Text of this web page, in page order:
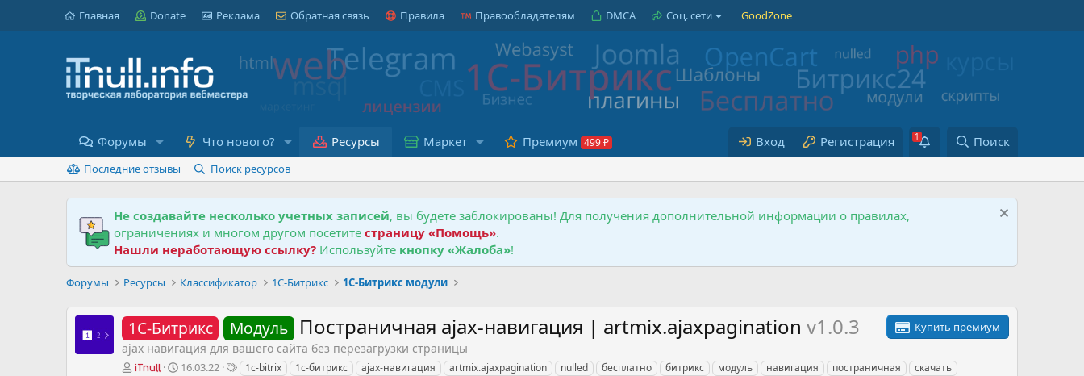
Главная Donate Реклама Обратная связь Правила Правообладателям DMCA Соц. сети GoodZone
Форумы Что нового? Ресурсы Маркет Премиум Вход Регистрация Поиск
Последние отзывы Поиск ресурсов
Не создавайте несколько учетных записей, вы будете заблокированы! Для получения дополнительной информации о правилах,
ограничениях и многом другом посетите страницу «Помощь».
Нашли неработающую ссылку?Используйте кнопку «Жалоба»!
Форумы Ресурсы Классификатор 1С-Битрикс 1С-Битрикс модули
1С-Битрикс Модуль Постраничная ajax-навигация | artmix.ajaxpagination v1.0.3 Купить премиум
ajax навигация для вашего сайта без перезагрузки страницы
А
iTnull
Д
16.03.22
Т 1c-bitrix 1с-битрикс ajax-навигация artmix.ajaxpagination nulled бесплатно битрикс модуль навигация постраничная скачать